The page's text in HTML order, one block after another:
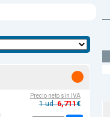
Precio neto sin IVA
1 ud.6,711€